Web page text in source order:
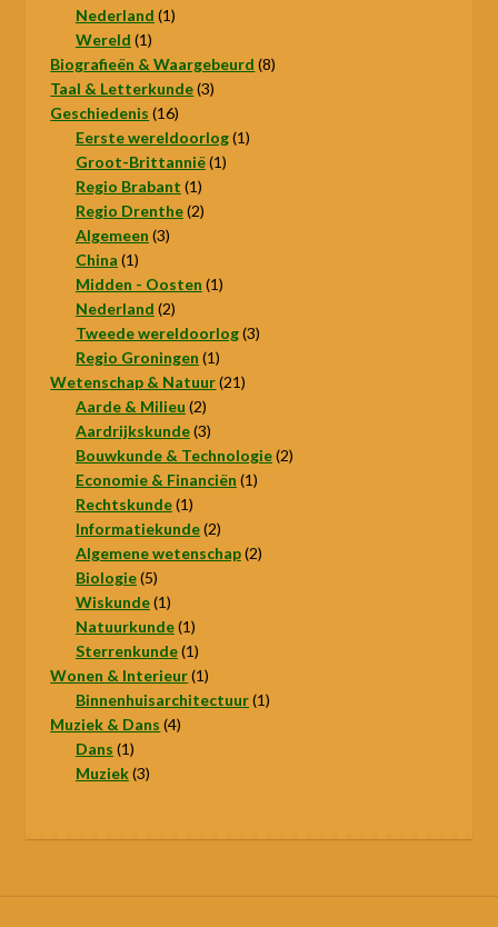
product
Nederland 11
Wereld 11
product
Biografieën & Waargebeurd 88
Taal & Letterkunde 33
Geschiedenis 1616
producten
Eerste wereldoorlog 11
Groot-Brittannië 11
Regio Brabant 11
product
Regio Drenthe 22
Algemeen 33
China 11
product
Midden - Oosten 11
Nederland 22
producten
Tweede wereldoorlog 33
Regio Groningen 11
product
Wetenschap & Natuur 2121
Aarde & Milieu 22
producten
Aardrijkskunde 33
producten
Bouwkunde & Technologie 22
Economie & Financiën 11
Rechtskunde 11
product
Informatiekunde 22
producten
Algemene wetenschap 22
Biologie 55
producten
Wiskunde 11
product
Natuurkunde 11
product
Sterrenkunde 11
product
Wonen & Interieur 11
product
Binnenhuisarchitectuur 11
Muziek & Dans 44
Dans 11
product
Muziek 33